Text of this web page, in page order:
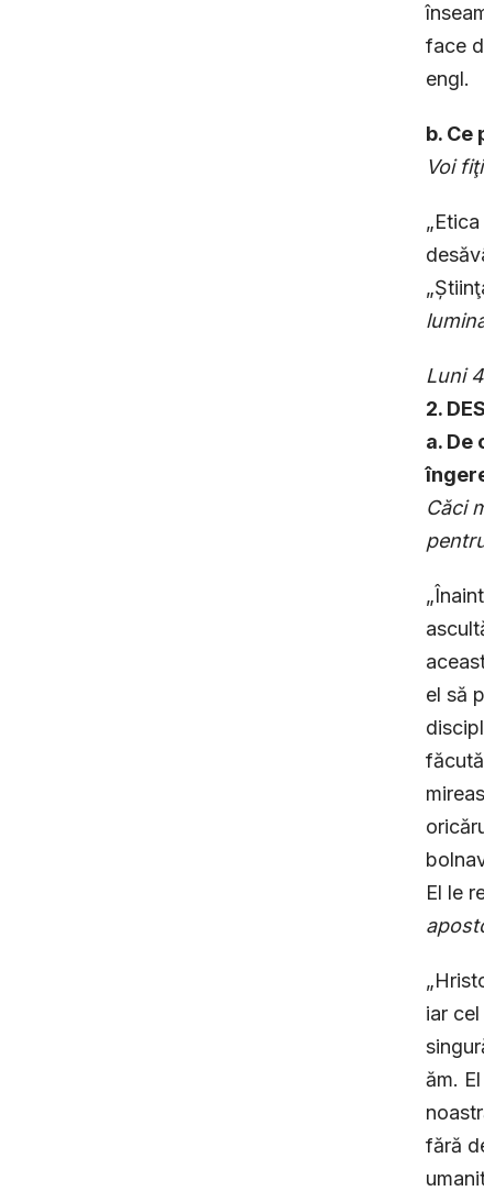
face
engl.
b. Ce
Voi
Luni
2.
a.
Căci
el să
El le
iar
ăm.
fără